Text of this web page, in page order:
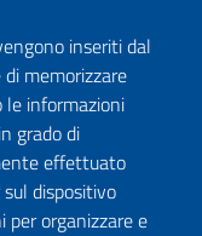
inseriti dal
memorizzare
informazioni
grado di
effettuato
dispositivo
per organizzare e